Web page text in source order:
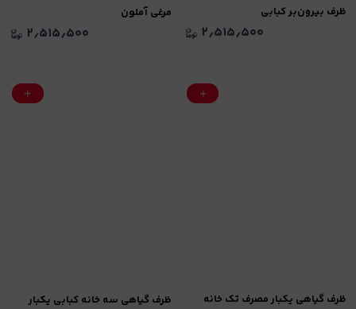
ظرف بیرون‌بر کبابی
۲٫۵۱۵٫۵۰۰
مرغی آملون
۲٫۵۱۵٫۵۰۰
ظرف گیاهی یکبار مصرف تک خانه
ظرف گیاهی سه خانه کبابی یکبار